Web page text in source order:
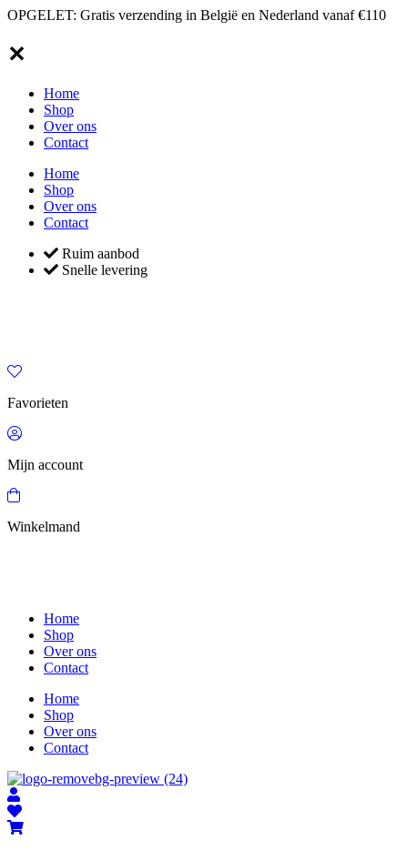
OPGELET: Gratis verzending in België en Nederland vanaf €110
✕
Home
Shop
Over ons
Contact
Home
Shop
Over ons
Contact
Ruim aanbod
Snelle levering
Favorieten
Mijn account
Winkelmand
Home
Shop
Over ons
Contact
Home
Shop
Over ons
Contact